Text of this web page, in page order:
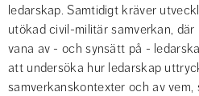
ledarskap. Samtidigt kräver
utökad civil-militär samverkan,
vana av - och synsätt på -
att undersöka hur ledarskap
samverkanskontexter och av